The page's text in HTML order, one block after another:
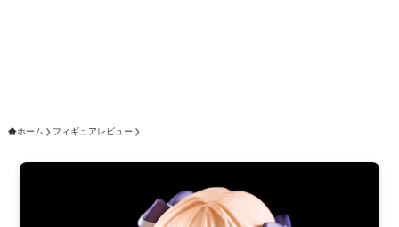
ホーム フィギュアレビュー